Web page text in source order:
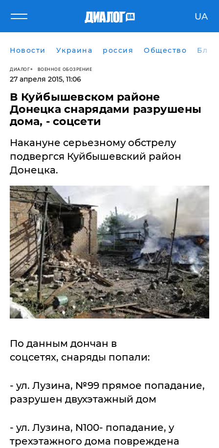
UA
Новости Украина россия Общество
ДИАЛОГ ВОЕННОЕ ОБОЗРЕНИЕ
27 апреля 2015, 11:06
​В Куйбышевском районе
Донецка снарядами разрушены
дома, - соцсети
Накануне серьезному обстрелу
подвергся Куйбышевский район
Донецка.
По данным дончан в
соцсетях, снаряды попали:
- ул. Лузина, №99 прямое попадание,
разрушен двухэтажный дом
- ул. Лузина, N100- попадание, у
трехэтажного дома повреждена